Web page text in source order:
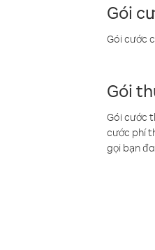
Gói
Gói cước
Gói
Gói cước
cước phí
gọi bạn